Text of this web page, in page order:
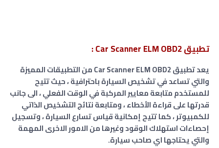
تطبيق Car Scanner ELM OBD2 :
يعد تطبيق Car Scanner ELM OBD2 من التطبيقات المميزة
والتي تساعد في تشخيص السيارة باحترافية ، حيث تتيح
للمستخدم متابعة معايير المركبة في الوقت الفعلي ، الى جانب
قدرتها على قراءة الأخطاء ، ومتابعة نتائج التشخيص الذاتي
للكمبيوتر ، كما تتيح إمكانية قياس تسارع السيارة ، وتسجيل
إحصاءات استهلاك الوقود وغيرها من الامور الاخرى المهمة
والتي يحتاجها اي صاحب سيارة.